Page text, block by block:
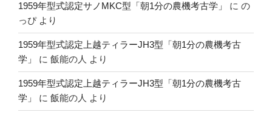
1959年型式認定サノMKC型「朝1分の農機考古学」 に の
っぴより
1959年型式認定上越ティラーJH3型「朝1分の農機考古
学」
に 飯能の人 より
1959年型式認定上越ティラーJH3型「朝1分の農機考古
学」
に 飯能の人 より